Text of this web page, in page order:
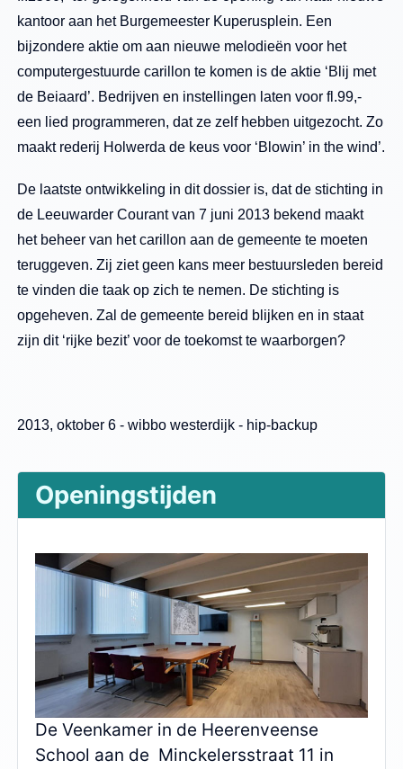
kantoor aan het Burgemeester Kuperusplein. Een
bijzondere aktie om aan nieuwe melodieën voor het
computergestuurde carillon te komen is de aktie ‘Blij met
de Beiaard’. Bedrijven en instellingen laten voor fl.99,-
een lied programmeren, dat ze zelf hebben uitgezocht. Zo
maakt rederij Holwerda de keus voor ‘Blowin’ in the wind’.
De laatste ontwikkeling in dit dossier is, dat de stichting in
de Leeuwarder Courant van 7 juni 2013 bekend maakt
het beheer van het carillon aan de gemeente te moeten
teruggeven. Zij ziet geen kans meer bestuursleden bereid
te vinden die taak op zich te nemen. De stichting is
opgeheven. Zal de gemeente bereid blijken en in staat
zijn dit ‘rijke bezit’ voor de toekomst te waarborgen?
2013, oktober 6 - wibbo westerdijk - hip-backup
Openingstijden
De Veenkamer in de Heerenveense
School aan de Minckelersstraat 11 in